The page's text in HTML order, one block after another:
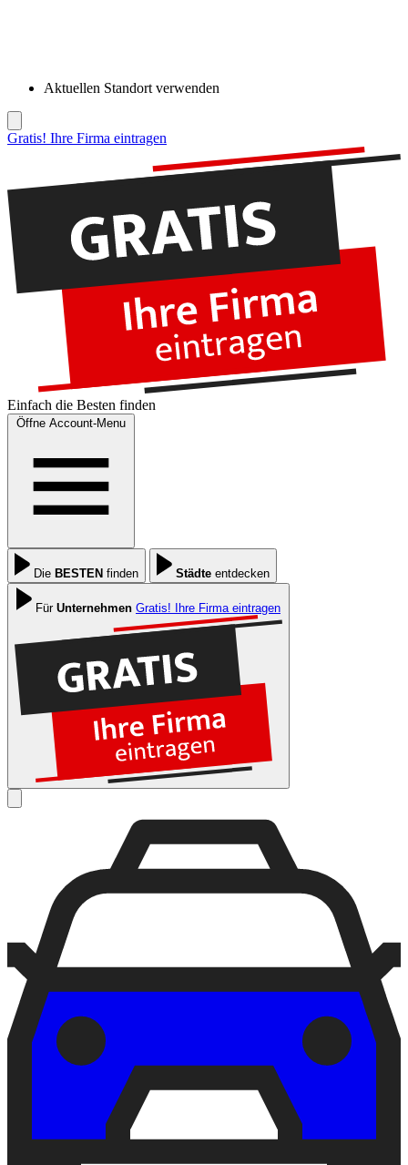
Aktuellen Standort verwenden
Gratis! Ihre Firma eintragen
Einfach die Besten finden
Öffne Account-Menu
Die BESTEN finden Städte entdecken
Für Unternehmen Gratis! Ihre Firma eintragen